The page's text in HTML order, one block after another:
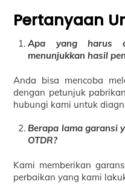
Pertanyaan
Apa yang harus
menunjukkan hasil
Anda bisa mencoba
dengan petunjuk
hubungi kami untuk
Berapa lama garansi
OTDR?
Kami memberikan
perbaikan yang kami